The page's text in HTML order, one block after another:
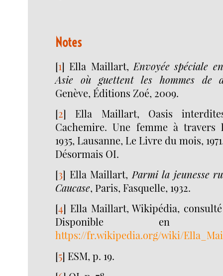
Notes
[1] Ella Maillart, Envoyée spéciale
Asie où guettent les hommes de
Genève, Éditions Zoé, 2009.
[2] Ella Maillart, Oasis
Cachemire. Une femme à travers
1935, Lausanne, Le Livre du mois,
Désormais OI.
[3] Ella Maillart, Parmi la jeunesse
Caucase, Paris, Fasquelle, 1932.
[4] Ella Maillart, Wikipédia,
Disponible
https://fr.wikipedia.org/wiki/
[5] ESM, p. 19.